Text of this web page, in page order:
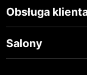
Obsługa
Salony